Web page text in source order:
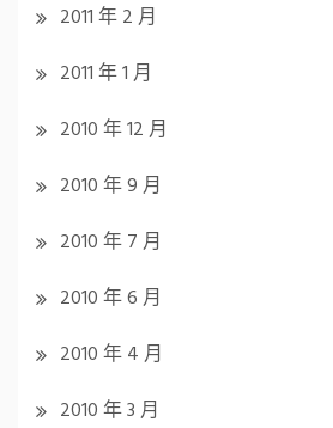
2011 年 2 月
2011 年 1 月
2010 年 12 月
2010 年 9 月
2010 年 7 月
2010 年 6 月
2010 年 4 月
2010 年 3 月